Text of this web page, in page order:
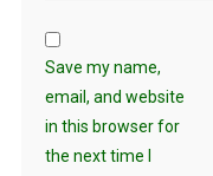
Save my name,
email, and website
in this browser for
the next time I